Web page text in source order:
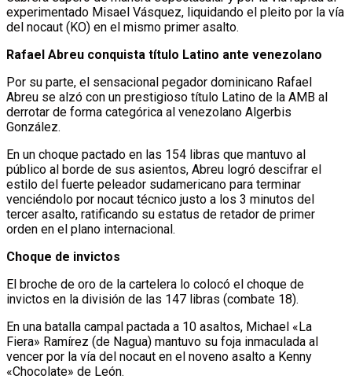
experimentado Misael Vásquez, liquidando el pleito por la vía
del nocaut (KO) en el mismo primer asalto.
Rafael Abreu conquista título Latino ante venezolano
Por su parte, el sensacional pegador dominicano Rafael
Abreu se alzó con un prestigioso título Latino de la AMB al
derrotar de forma categórica al venezolano Algerbis
González.
En un choque pactado en las 154 libras que mantuvo al
público al borde de sus asientos, Abreu logró descifrar el
estilo del fuerte peleador sudamericano para terminar
venciéndolo por nocaut técnico justo a los 3 minutos del
tercer asalto, ratificando su estatus de retador de primer
orden en el plano internacional.
Choque de invictos
El broche de oro de la cartelera lo colocó el choque de
invictos en la división de las 147 libras (combate 18).
En una batalla campal pactada a 10 asaltos, Michael «La
Fiera» Ramírez (de Nagua) mantuvo su foja inmaculada al
vencer por la vía del nocaut en el noveno asalto a Kenny
«Chocolate» de León.